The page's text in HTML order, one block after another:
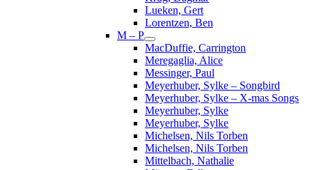
Lueken, Gert
Lorentzen, Ben
M – P
MacDuffie, Carrington
Meregaglia, Alice
Messinger, Paul
Meyerhuber, Sylke – Songbird
Meyerhuber, Sylke – X-mas Songs
Meyerhuber, Sylke
Meyerhuber, Sylke
Michelsen, Nils Torben
Michelsen, Nils Torben
Mittelbach, Nathalie